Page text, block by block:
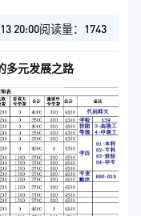
20:00阅读量：1743
元发展之路